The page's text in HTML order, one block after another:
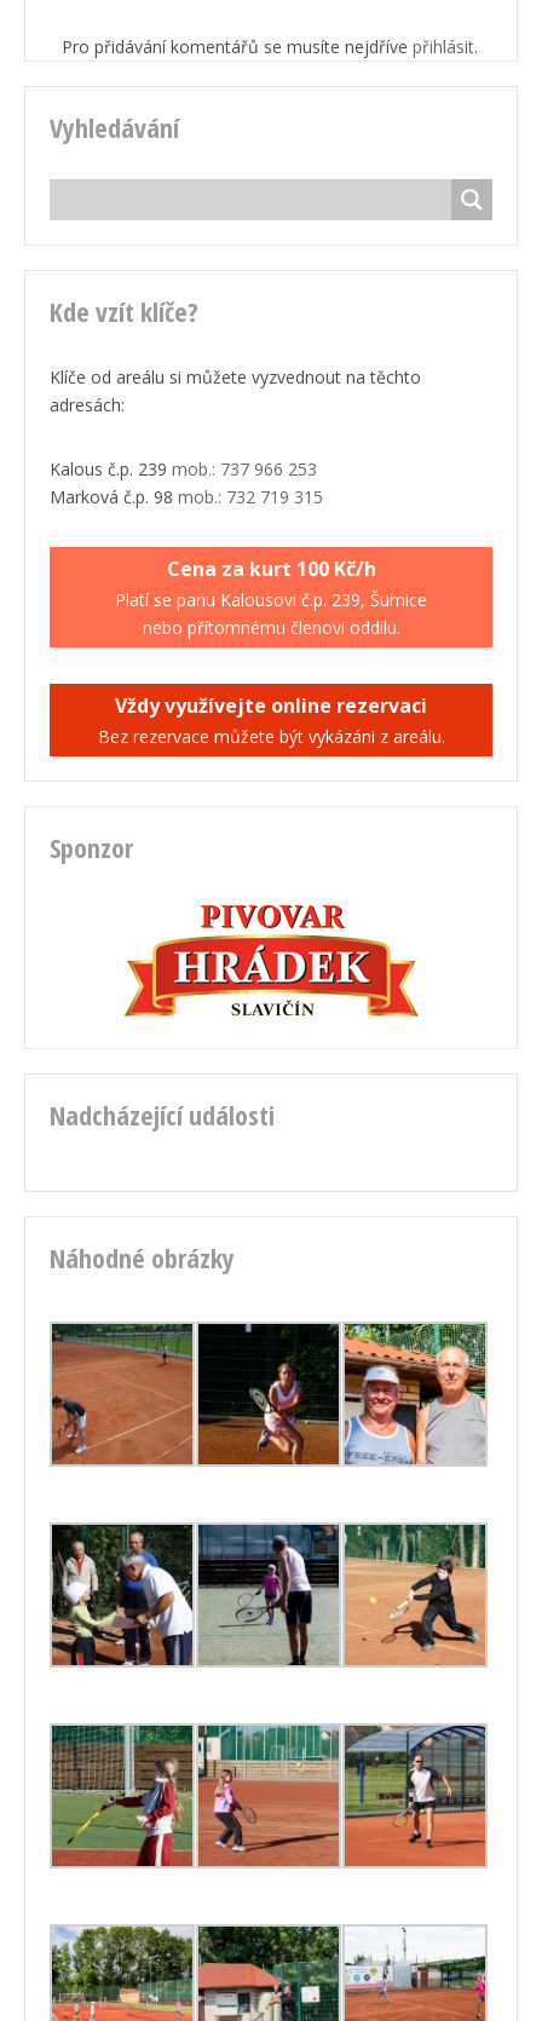
Pro přidávání komentářů se musíte nejdříve přihlásit.
Vyhledávání
Kde vzít klíče?
Klíče od areálu si můžete vyzvednout na těchto
adresách:
Kalous č.p. 239 mob.: 737 966 253
Marková č.p. 98 mob.: 732 719 315
Cena za kurt 100 Kč/h
Platí se panu Kalousovi č.p. 239, Šumice
nebo přítomnému členovi oddílu.
Vždy využívejte online rezervaci
Bez rezervace můžete být vykázáni z areálu.
Sponzor
Nadcházející události
Náhodné obrázky